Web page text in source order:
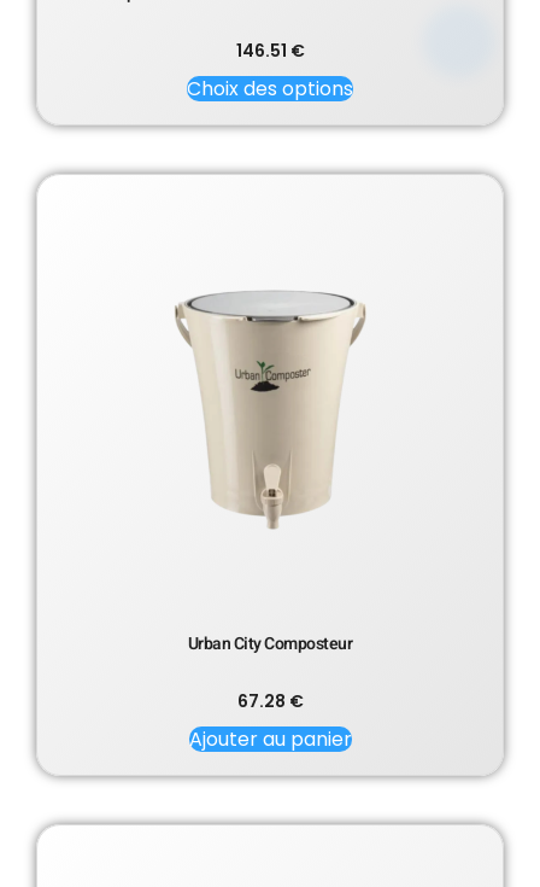
146.51 €
Choix des options
Urban City Composteur
67.28 €
Ajouter au panier